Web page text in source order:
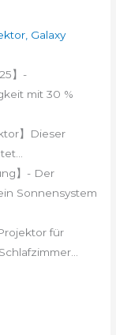
Galaxy
】-
mit 30 %
】Dieser
】- Der
Sonnensystem
für